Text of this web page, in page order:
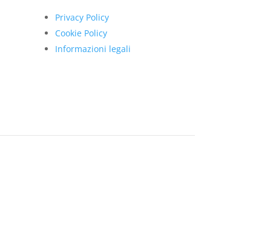
Privacy Policy
Cookie Policy
Informazioni legali